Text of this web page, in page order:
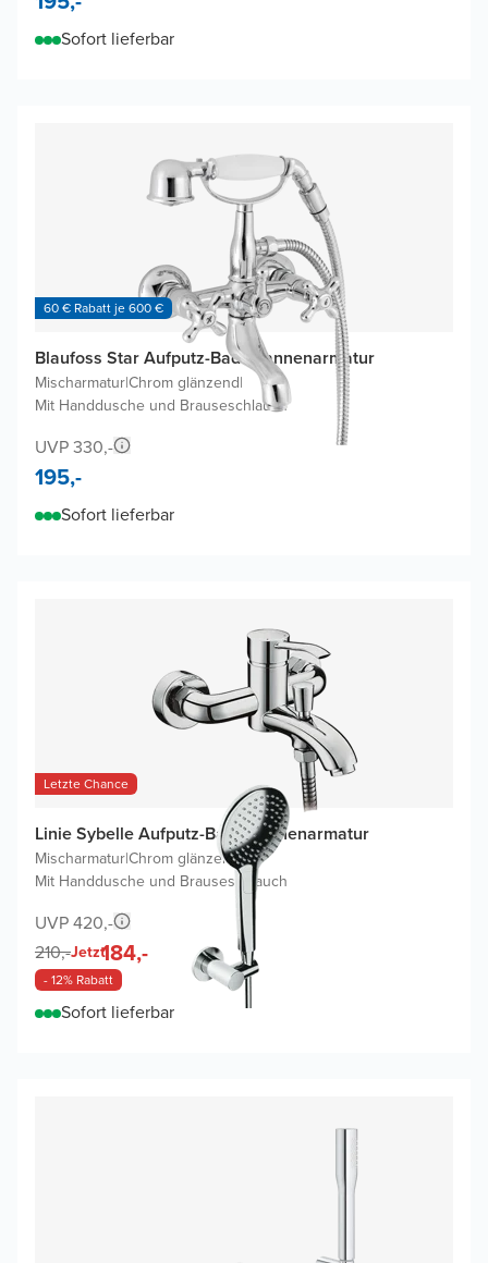
Sofort lieferbar
60 € Rabatt je 600 €
Blaufoss Star Aufputz-Badewannenarmatur
Mischarmatur|Chrom glänzend|
Mit Handdusche und Brauseschlauch
UVP 330,-
195,-
Sofort lieferbar
Letzte Chance
Linie Sybelle Aufputz-Badewannenarmatur
Mischarmatur|Chrom glänzend|
Mit Handdusche und Brauseschlauch
UVP 420,-
210,-Jetzt184,-
- 12% Rabatt
Sofort lieferbar